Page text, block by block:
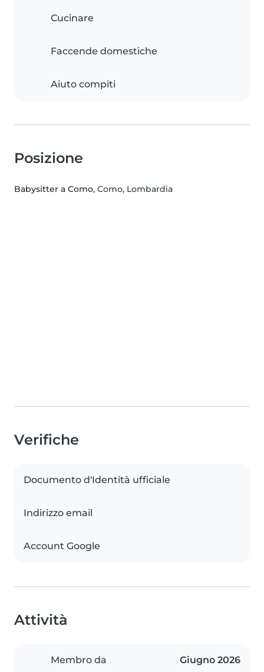
Cucinare
Faccende domestiche
Aiuto compiti
Posizione
Babysitter a Como, Como, Lombardia
Verifiche
Documento d'Identità ufficiale
Indirizzo email
Account Google
Attività
Membro da Giugno 2026